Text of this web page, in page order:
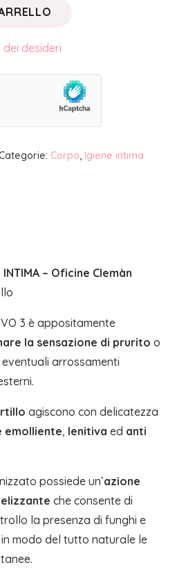
desideri
Corpo, Igiene intima
INTIMA – Oficine Clemàn
3 è appositamente
la sensazione di prurito o
eventuali arrossamenti
agiscono con delicatezza
emolliente, lenitiva ed anti
possiede un’azione
che consente di
la presenza di funghi e
modo del tutto naturale le